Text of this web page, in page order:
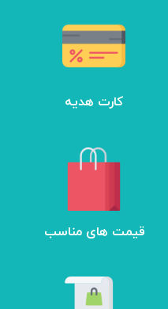
کارت هدیه
​قیمت های مناسب